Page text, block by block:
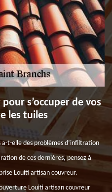
s’occuper de vos
les tuiles
t-elle des problèmes d’infiltration
de ces dernières, pensez à
Louiti artisan couvreur.
Louiti artisan couvreur